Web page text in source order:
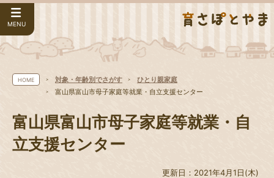
MENU
HOME 対象・年齢別でさがす
ひとり親家庭
富山県富山市母子家庭等就業・自立支援センター
富山県富山市母子家庭等就業・自
立支援センター
更新日：2021年4月1日(木)